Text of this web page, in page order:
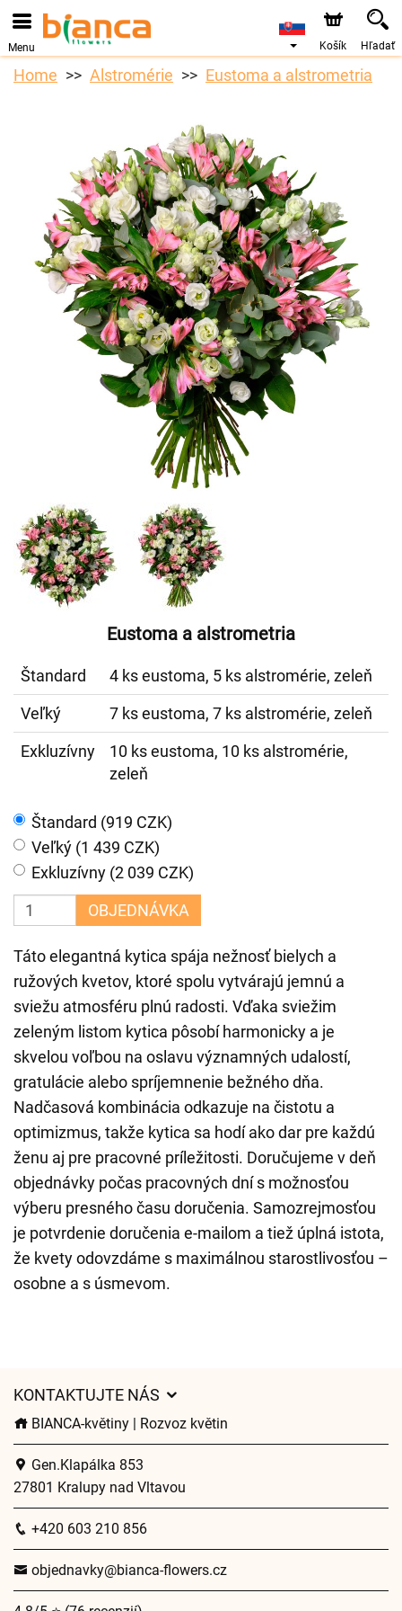
Objednávky prijímame prostredníctvom nášho e-shopu.
Najskorší možný termín doručenia je od 7.8.2026 z dôvodu
Menu Košík Hľadať
Home Alstromérie Eustoma a alstrometria
Eustoma a alstrometria
Štandard
4 ks eustoma, 5 ks alstromérie, zeleň
Veľký
7 ks eustoma, 7 ks alstromérie, zeleň
Exkluzívny
10 ks eustoma, 10 ks alstromérie,
zeleň
Štandard (919 CZK)
Veľký (1 439 CZK)
Exkluzívny (2 039 CZK)
OBJEDNÁVKA
Táto elegantná kytica spája nežnosť bielych a
ružových kvetov, ktoré spolu vytvárajú jemnú a
sviežu atmosféru plnú radosti. Vďaka sviežim
zeleným listom kytica pôsobí harmonicky a je
skvelou voľbou na oslavu významných udalostí,
gratulácie alebo spríjemnenie bežného dňa.
Nadčasová kombinácia odkazuje na čistotu a
optimizmus, takže kytica sa hodí ako dar pre každú
ženu aj pre pracovné príležitosti. Doručujeme v deň
objednávky počas pracovných dní s možnosťou
výberu presného času doručenia. Samozrejmosťou
je potvrdenie doručenia e-mailom a tiež úplná istota,
že kvety odovzdáme s maximálnou starostlivosťou –
osobne a s úsmevom.
KONTAKTUJTE NÁS
BIANCA-květiny | Rozvoz květin
Gen.Klapálka 853
27801 Kralupy nad Vltavou
+420 603 210 856
objednavky@bianca-flowers.cz